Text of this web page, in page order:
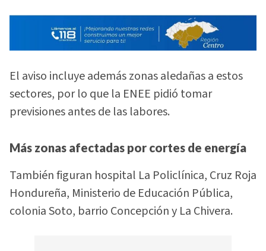
El aviso incluye además zonas aledañas a estos
sectores, por lo que la ENEE pidió tomar
previsiones antes de las labores.
Más zonas afectadas por cortes de energía
También figuran hospital La Policlínica, Cruz Roja
Hondureña, Ministerio de Educación Pública,
colonia Soto, barrio Concepción y La Chivera.